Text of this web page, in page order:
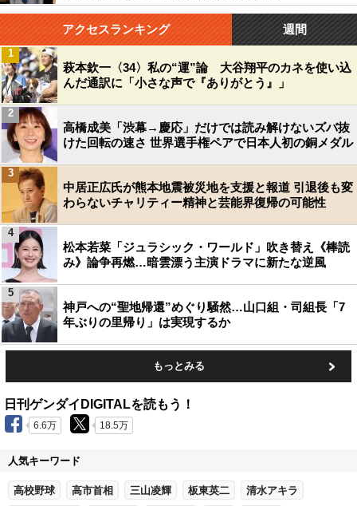
アクセスランキング 週間
萩本欽一〈34〉私の“運”論 大谷翔平のカネを使い込
んだ通訳に「小さな声で『ありがとう』」
1
高橋成美「渋幕→慶応」だけでは読み解けないズバ抜
けた回転の速さ 世界選手権ペアで日本人初の銅メダル
2
中居正広氏が熊本地震被災地を支援と報道 引退後も変
わらないチャリティー精神と芸能界復帰の可能性
3
松本若菜「ジュラシック・ワールド」吹き替え《棒読
み》論争再燃…暗雲漂う主演ドラマに新たな逆風
4
神戸への“聖地帰還”めぐり騒然…山口組・司組長「7
年ぶりの里帰り」は実現するか
5
もっとみる
日刊ゲンダイDIGITALを読もう！
6.6万 18.5万
人気キーワード
高校野球 高市首相 三山凌輝 板東英二 清水アキラ